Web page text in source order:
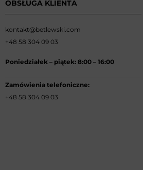
OBSŁUGA KLIENTA
kontakt@betlewski.com
+48 58 304 09 03
Poniedziałek – piątek: 8:00 – 16:00
Zamówienia telefoniczne:
+48 58 304 09 03